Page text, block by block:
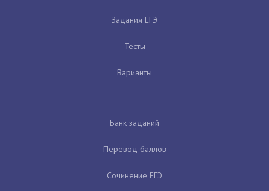
Задания ЕГЭ
Тесты
Варианты
Банк заданий
Перевод баллов
Сочинение ЕГЭ